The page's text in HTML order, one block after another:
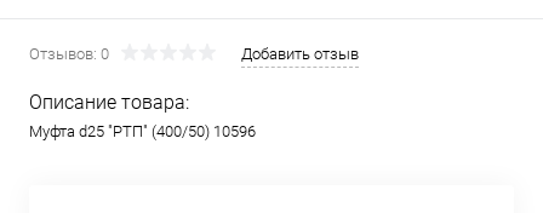
Отзывов: 0 Добавить отзыв
Описание товара:
Муфта d25 "РТП" (400/50) 10596